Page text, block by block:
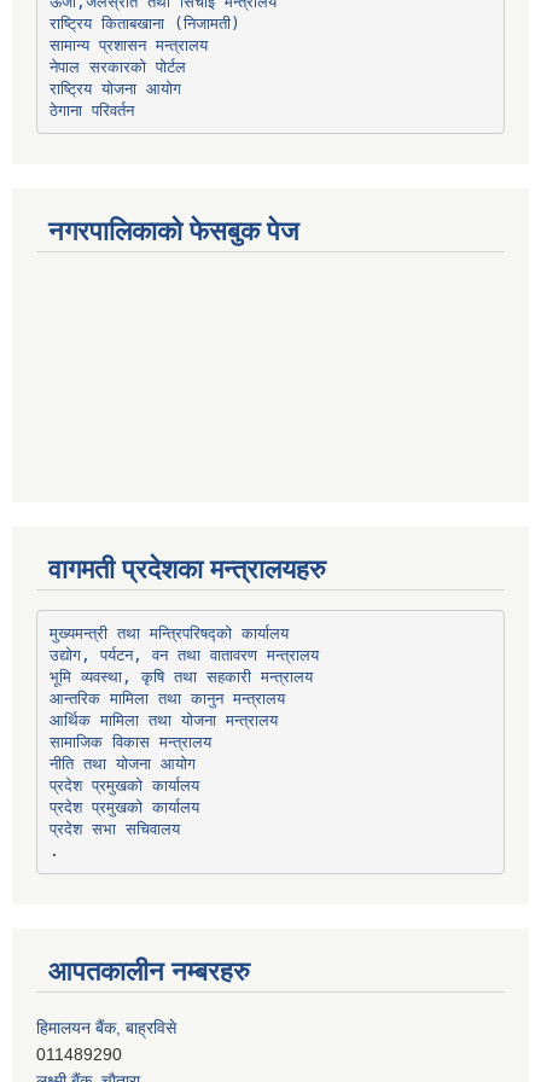
सामान्य प्रशासन मन्त्रालय
नेपाल सरकारको पोर्टल
राष्ट्रिय योजना आयोग
ठेगाना परिवर्तन
नगरपालिकाको फेसबुक पेज
वागमती प्रदेशका मन्त्रालयहरु
मुख्यमन्त्री तथा मन्त्रिपरिषद्को कार्यालय
उद्योग, पर्यटन, वन तथा वातावरण मन्त्रालय
भूमि व्यवस्था, कृषि तथा सहकारी मन्त्रालय
आन्तरिक मामिला तथा कानुन मन्त्रालय
आर्थिक मामिला तथा योजना मन्त्रालय
सामाजिक विकास मन्त्रालय
नीति तथा योजना आयोग
प्रदेश प्रमुखको कार्यालय
प्रदेश प्रमुखको कार्यालय
प्रदेश सभा सचिवालय
आपतकालीन नम्बरहरु
हिमालयन बैंक, बाह्रविसे
011489290